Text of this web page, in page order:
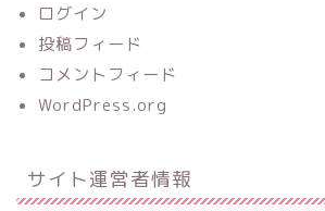
ログイン
投稿フィード
コメントフィード
WordPress.org
サイト運営者情報